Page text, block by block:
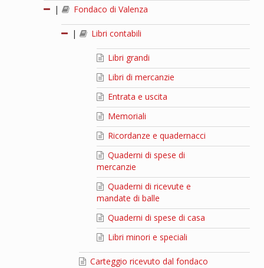
|
Fondaco di Valenza
| Libri contabili
Libri grandi
Libri di mercanzie
Entrata e uscita
Memoriali
Ricordanze e quadernacci
Quaderni di spese di
mercanzie
Quaderni di ricevute e
mandate di balle
Quaderni di spese di casa
Libri minori e speciali
Carteggio ricevuto dal fondaco